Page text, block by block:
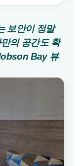
보안이 정말
의 공간도 확
Bay 뷰